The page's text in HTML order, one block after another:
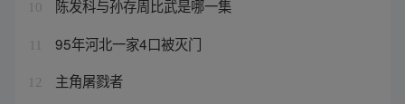
10 陈发科与孙存周比武是哪一集
95年河北一家4口被灭门
12 主角屠戮者